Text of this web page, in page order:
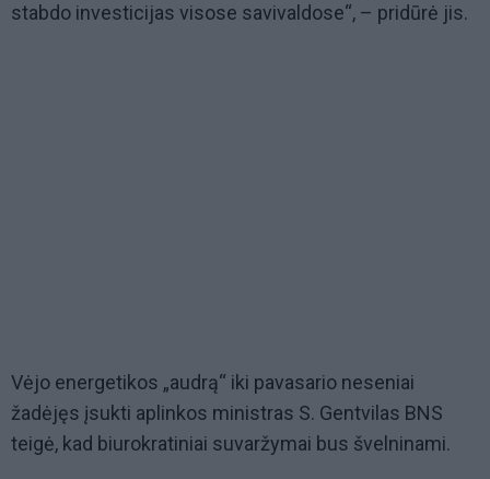
stabdo investicijas visose savivaldose“, – pridūrė jis.
Vėjo energetikos „audrą“ iki pavasario neseniai
žadėjęs įsukti aplinkos ministras S. Gentvilas BNS
teigė, kad biurokratiniai suvaržymai bus švelninami.